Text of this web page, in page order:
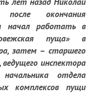
после окончания
начал работать в
пуща» в
затем – старшего
инспектора
отдела
комплексов пущи